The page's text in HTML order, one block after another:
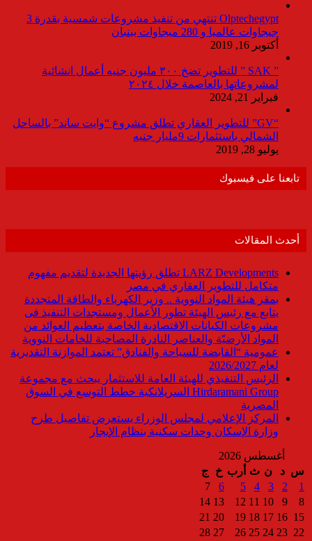
Olptechegypt تنتهي من تنفيذ مشروعات شمسية بقدرة 3
جيجاوات عالميا و 280 ميجاوات ببنبان
أكتوبر 16, 2019
” SAK ” للتطوير تضخ ٣٠٠ مليون جنيه أعمال انشائية
لمشروعاتها بالعاصمة خلال ٢٠٢٤
فبراير 21, 2024
“GV” للتطوير العقاري تطلق مشروع “وايت ساند” بالساحل
الشمالي باستثمارات 9مليار جنيه
يوليو 28, 2019
تابعنا على فيسبوك
أحدث المقالات
LARZ Developments تطلق رؤيتها الجديدة لتقديم مفهوم
متكامل للتطوير العقاري في مصر
بمقر هيئة المواد النووية .. وزير الكهرباء والطاقة المتجددة
يتابع مع رئيس الهيئة تطور الأعمال ومستجدات التنفيذ فى
مشروعات الكيانات الاقتصادية الخاصة بتعظيم العوائد من
المواد الأرضيّة والعناصر النادرة المصاحبة للخامات النووية
عمومية “القابضة للسياحة والفنادق” تعتمد الموازنة التقديرية
لعام 2026/2027
الرئيس التنفيذي للهيئة العامة للاستثمار يبحث مع مجموعة
Hirdaramani Group السريلانكية خطط التوسع في السوق
المصرية
المركز الإعلامي لمجلس الوزراء يستعرض تفاصيل طرح
وزارة الإسكان وحدات سكنية بنظام الإيجار
أغسطس 2026
س د ن ث أرب خ
ج
1
2
3
4
5
6
7
8
9
10
11
12
13
14
15
16
17
18
19
20
21
22
23
24
25
26
27
28